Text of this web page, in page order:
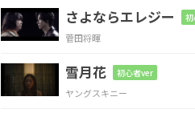
D
愛した
G
い あなた
A D
さよならエレジー
菅田将暉
雪月花 初心者ver
ヤングスキニー